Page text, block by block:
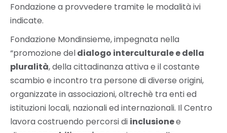
Fondazione a provvedere tramite le modalità ivi
indicate.
Fondazione Mondinsieme, impegnata nella
“promozione deldialogo interculturale e della
pluralità, della cittadinanza attiva e il costante
scambio e incontro tra persone di diverse origini,
organizzate in associazioni, oltrechè tra enti ed
istituzioni locali, nazionali ed internazionali. Il Centro
lavora costruendo percorsi di inclusionee